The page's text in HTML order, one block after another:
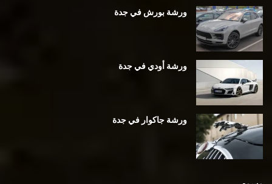
ورشة بورش في جدة
ورشة أودي في جدة
ورشة جاكوار في جدة